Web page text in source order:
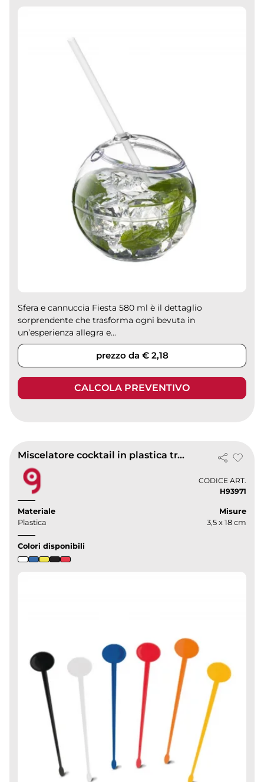
Sfera e cannuccia Fiesta 580 ml è il dettaglio
sorprendente che trasforma ogni bevuta in
un’esperienza allegra e...
prezzo da € 2,18
CALCOLA PREVENTIVO
Miscelatore cocktail in plastica trasparente 18 cm 30 gr
CODICE ART.
H93971
Materiale
Plastica
Misure
3,5 x 18 cm
Colori disponibili